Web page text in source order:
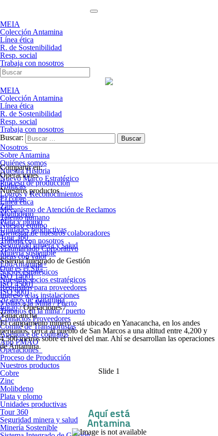
MEIA
Colección Antamina
Línea ética
R. de Sostenibilidad
Resp. social
Trabaja con nosotros
MEIA
Colección Antamina
Línea ética
R. de Sostenibilidad
Resp. social
Trabaja con nosotros
Buscar:
Nosotros
Sobre Antamina
Quiénes somos
Nuestra Historia
Nuevo Marco Estratégico
Políticas
Logros y Reconocimientos
Línea ética
Mecanismo de Atención de Reclamos
Talento humano
Nuestro equipo
Bienestar de nuestros colaboradores
Trabaja con nosotros
Voluntariado Corporativo
Ideas con valor
EduAntamina+
Socios estratégicos
Nuestros socios estratégicos
Requisitos para proveedores
Ingreso a las instalaciones
Visitas a la Mina / Puerto
Trabajos en la mina / puerto
Contactos Proveedores
Comité de Transportistas
Apéndice de contratos
App PMAO
Operaciones
Proceso de Producción
Nuestros productos
Cobre
Zinc
Molibdeno
Plata y plomo
Unidades productivas
Tour 360
Seguridad minera y salud
Minería Sostenible
Compartir en:
Operaciones
Proceso de producción
Nuestros productos
El cobre
Zinc
Molibdeno
Plata y plomo
Unidades productivas
Tour 360°
Seguridad minera y salud
Minería sostenible
Sistema Integrado de Gestión
Qué es el SIG
ISO 14001
ISO 45001
ISO 9001
20 años de Antamina
Inicio/ Operaciones /
Yanacancha
El campamento minero está ubicado en Yanacancha, en los andes
peruanos, cerca al pueblo de San Marcos a una altitud entre 4,200 y
4,500 metros sobre el nivel del mar. Ahí se desarrollan las operaciones
de Antamina.
Slide 1
Aquí está
Antamina